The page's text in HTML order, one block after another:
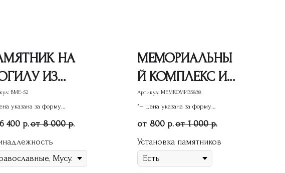
НА
ИЗ
ВМЕ-52
ВМЕ-52
указана за форму
6 400 р. 8 000 р.
МЕМОРИАЛЬНЫ
Й КОМПЛЕКС ИЗ
ГРАНИТА 47
Артикул: МЕМКОМИЗ5838
*– цена указана за форму
800 р. 1 000 р.
Установка памятников